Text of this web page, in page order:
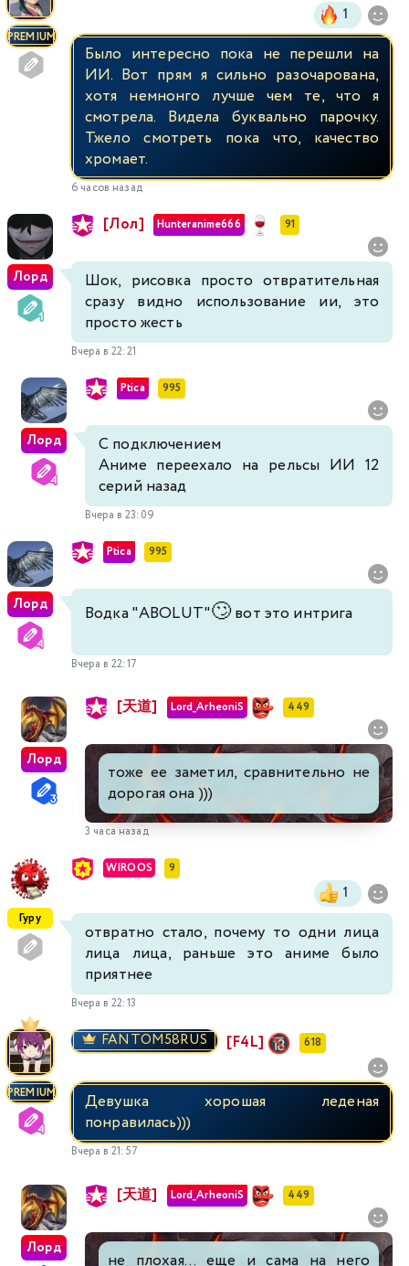
PREMIUM
1
Было интересно пока не перешли на
ИИ. Вот прям я сильно разочарована,
хотя немнонго лучше чем те, что я
смотрела. Видела буквально парочку.
Тжело смотреть пока что, качество
хромает.
6 часов назад
Лорд
[Лол] Hunteranime666 91
Шок, рисовка просто отвратительная
сразу видно использование ии, это
просто жесть
Вчера в 22:21
Лорд
Ptica 995
С подключением
Аниме переехало на рельсы ИИ 12
серий назад
Вчера в 23:09
Лорд
Ptica 995
Водка "ABOLUT"🙄 вот это интрига
Вчера в 22:17
Лорд
[天道] Lord_ArheoniS 449
тоже ее заметил, сравнительно не
дорогая она )))
3 часа назад
Гуру
WIROOS 9
1
отвратно стало, почему то одни лица
лица лица, раньше это аниме было
приятнее
Вчера в 22:13
PREMIUM
FANTOM58RUS [F4L] 618
Девушка хорошая леденая
понравилась)))
Вчера в 21:57
Лорд
[天道] Lord_ArheoniS 449
не плохая... еще и сама на него